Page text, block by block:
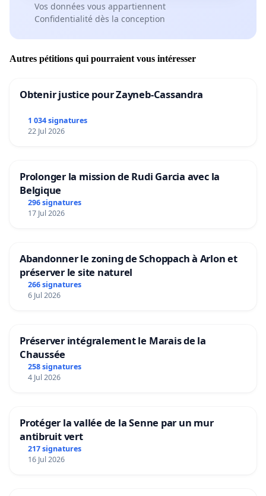
Vos données vous appartiennent
Confidentialité dès la conception
Autres pétitions qui pourraient vous intéresser
Obtenir justice pour Zayneb-Cassandra
1 034 signatures
22 Jul 2026
Prolonger la mission de Rudi Garcia avec la
Belgique
296 signatures
17 Jul 2026
Abandonner le zoning de Schoppach à Arlon et
préserver le site naturel
266 signatures
6 Jul 2026
Préserver intégralement le Marais de la
Chaussée
258 signatures
4 Jul 2026
Protéger la vallée de la Senne par un mur
antibruit vert
217 signatures
16 Jul 2026